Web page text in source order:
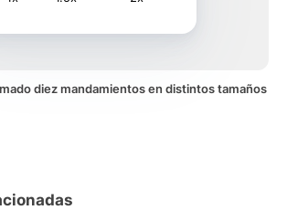
diez mandamientos en distintos tamaños